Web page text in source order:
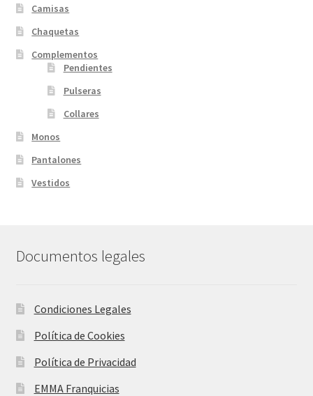
Camisas
Chaquetas
Complementos
Pendientes
Pulseras
Collares
Monos
Pantalones
Vestidos
Documentos legales
Condiciones Legales
Política de Cookies
Política de Privacidad
EMMA Franquicias